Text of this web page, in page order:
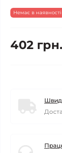
Немає в наявності
402 грн.